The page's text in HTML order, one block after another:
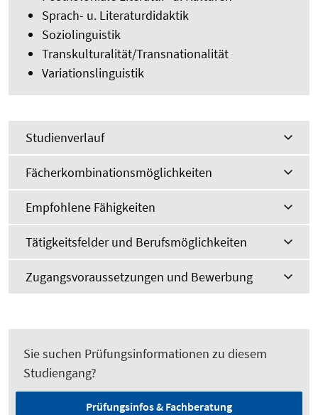
Sprach- u. Literaturdidaktik
Soziolinguistik
Transkulturalität/Transnationalität
Variationslinguistik
Studienverlauf
Fächerkombinationsmöglichkeiten
Empfohlene Fähigkeiten
Tätigkeitsfelder und Berufsmöglichkeiten
Zugangsvoraussetzungen und Bewerbung
Sie suchen Prüfungsinformationen zu diesem
Studiengang?
Prüfungsinfos & Fachberatung